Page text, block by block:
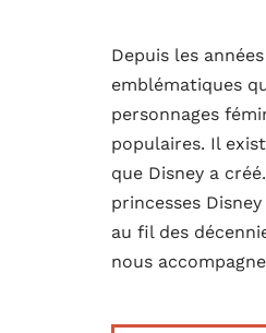
Depuis les
emblématiques
personnages
populaires. Il
que Disney a
princesses
au fil des
nous